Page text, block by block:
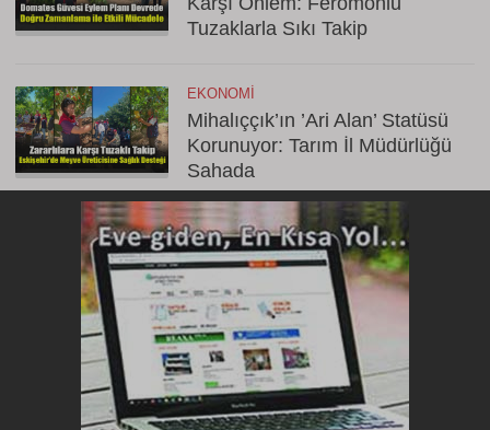
Tuzaklarla Sıkı Takip
EKONOMI
Mihalıççık’ın ’Ari Alan’ Statüsü
Korunuyor: Tarım İl Müdürlüğü
Sahada